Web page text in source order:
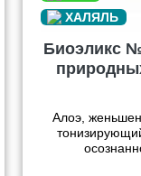
Биоэликс
Алоэ,